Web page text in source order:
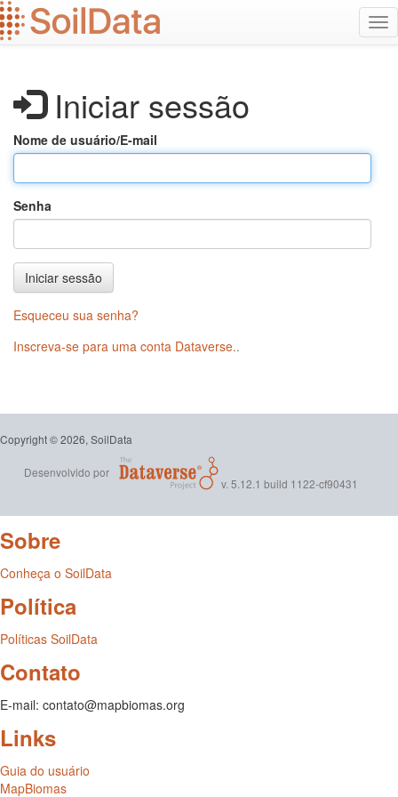
Ir
para
o
Iniciar sessão
Nome de usuário/E-mail
Senha
Iniciar sessão
Esqueceu sua senha?
Inscreva-se para uma conta Dataverse..
Copyright © 2026, SoilData
Desenvolvido por
v. 5.12.1 build 1122-cf90431
Sobre
Conheça o SoilData
Política
Políticas SoilData
Contato
E-mail: contato@mapbiomas.org
Links
Guia do usuário
MapBiomas